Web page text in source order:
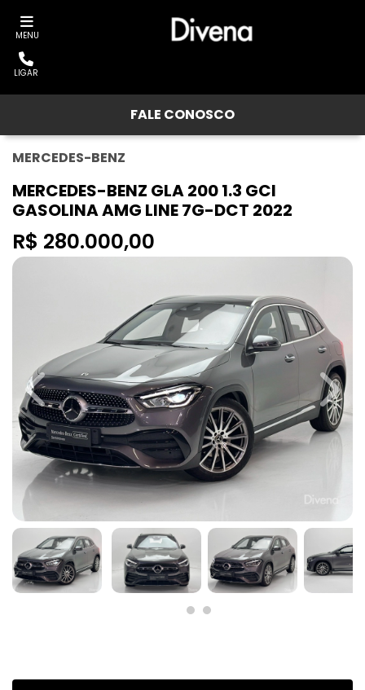
MENU
LIGAR
FALE CONOSCO
MERCEDES-BENZ
MERCEDES-BENZ GLA 200 1.3 GCI
GASOLINA AMG LINE 7G-DCT 2022
R$ 280.000,00
Previous Next